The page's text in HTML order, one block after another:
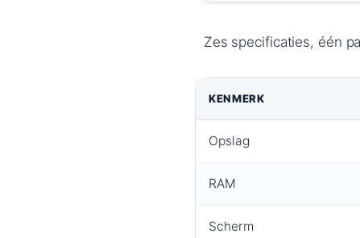
Zes specificaties, één
KENMERK
Opslag
RAM
Scherm